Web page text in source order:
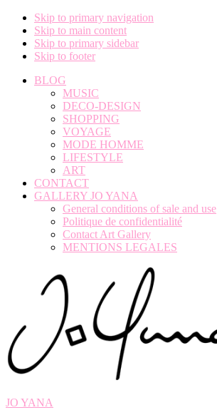
Skip to primary navigation
Skip to main content
Skip to primary sidebar
Skip to footer
BLOG
MUSIC
DECO-DESIGN
SHOPPING
VOYAGE
MODE HOMME
LIFESTYLE
ART
CONTACT
GALLERY JO YANA
General conditions of sale and use
Politique de confidentialité
Contact Art Gallery
MENTIONS LEGALES
JO YANA